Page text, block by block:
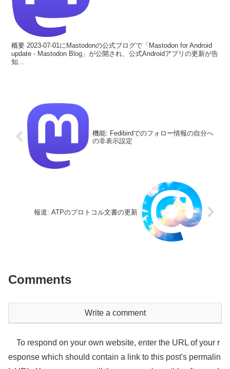
概要 2023-07-01にMastodonの公式ブログで「Mastodon for Android
update - Mastodon Blog」が公開され、公式Androidアプリの更新が告
知...
機能: Fedibirdでのフォロー情報の自分へ
の非表示設定
報道: ATPのプロトコル文書の更新
Comments
Write a comment
To respond on your own website, enter the URL of your r
esponse which should contain a link to this post's permalin